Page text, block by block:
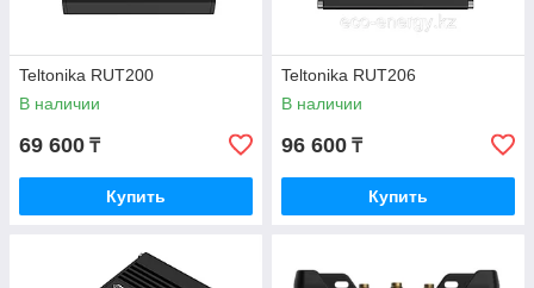
Teltonika RUT200
В наличии
69 600 ₸
Купить
Teltonika RUT206
В наличии
96 600 ₸
Купить